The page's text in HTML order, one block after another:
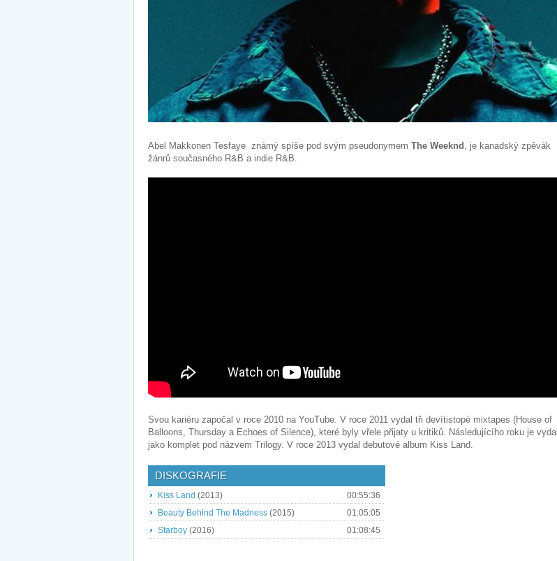
Abel Makkonen Tesfaye známý spíše pod svým pseudonymem The Weeknd , je kanadský zpěvák
žánrů současného R&B a indie R&B.
Svou kariéru započal v roce 2010 na YouTube. V roce 2011 vydal tři devítistopé mixtapes (House of
Balloons, Thursday a Echoes of Silence), které byly vřele přijaty u kritiků. Následujícího roku je vydal
jako komplet pod názvem Trilogy. V roce 2013 vydal debutové album Kiss Land.
DISKOGRAFIE
Kiss Land (2013)
00:55:36
Beauty Behind The Madness (2015)
01:05:05
Starboy (2016) 01:08:45